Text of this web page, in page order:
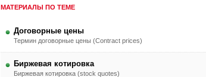
МАТЕРИАЛЫ ПО ТЕМЕ
Договорные цены
Термин договорные цены (Contract prices)
Биржевая котировка
Биржевая котировка (stock quotes)